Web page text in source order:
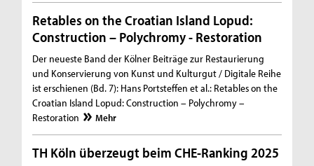
Retables on the Croatian Island Lopud:
Construction – Polychromy - Restoration
Der neueste Band der Kölner Beiträge zur Restaurierung
und Konservierung von Kunst und Kulturgut / Digitale Reihe
ist erschienen (Bd. 7): Hans Portsteffen et al.: Retables on the
Croatian Island Lopud: Construction – Polychromy –
Restoration
Mehr
TH Köln überzeugt beim CHE-Ranking 2025